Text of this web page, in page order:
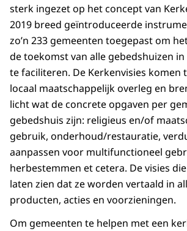
sterk ingezet op het concept van
2019 breed geïntroduceerde
zo’n 233 gemeenten toegepast om
de toekomst van alle gebedshuizen
te faciliteren. De Kerkenvisies komen
locaal maatschappelijk overleg en
licht wat de concrete opgaven per
gebedshuis zijn: religieus en/of
gebruik, onderhoud/restauratie,
aanpassen voor multifunctioneel
herbestemmen et cetera. De visies
laten zien dat ze worden vertaald in
producten, acties en voorzieningen.
Om gemeenten te helpen met een